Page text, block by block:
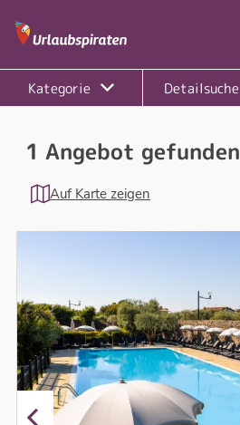
Kategorie Detailsuche
1 Angebot gefunden
Auf Karte zeigen